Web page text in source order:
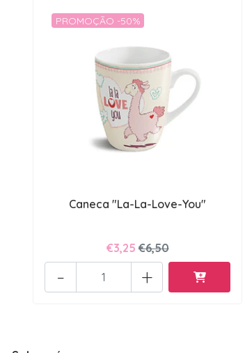
PROMOÇÃO -50%
Caneca "La-La-Love-You"
€3,25 €6,50
+
-